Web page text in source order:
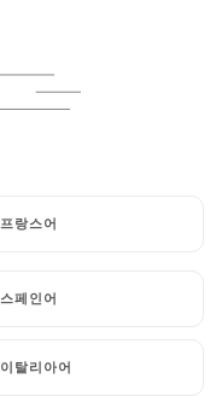
프랑스어
스페인어
이탈리아어
프랑스어
스페인어
이탈리아어